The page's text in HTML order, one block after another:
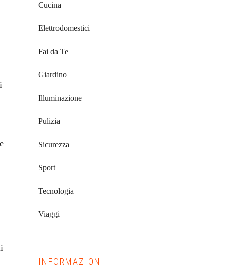
Cucina
Elettrodomestici
Fai da Te
Giardino
Illuminazione
Pulizia
Sicurezza
Sport
Tecnologia
Viaggi
INFORMAZIONI